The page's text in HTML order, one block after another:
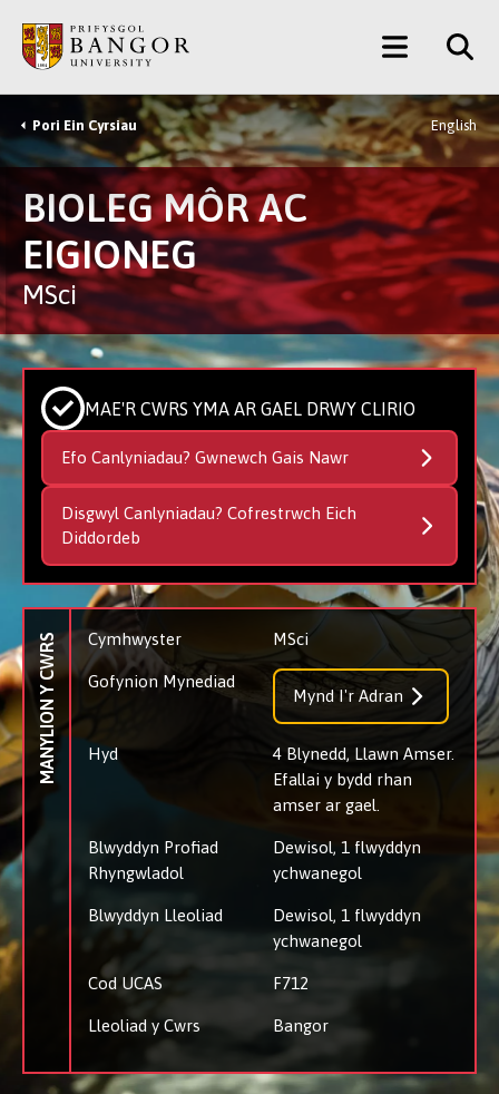
Prif
Gynnwys
Main
Menu
Breadcrumb
Pori Ein Cyrsiau English
BIOLEG MÔR AC
EIGIONEG
MSci
MAE'R CWRS YMA AR GAEL DRWY CLIRIO
Efo Canlyniadau? Gwnewch Gais Nawr
Disgwyl Canlyniadau? Cofrestrwch Eich
Diddordeb
MANYLION Y CWRS Cymhwyster MSci
Gofynion Mynediad
Mynd I'r Adran
Hyd
4 Blynedd, Llawn Amser.
Efallai y bydd rhan
amser ar gael.
Blwyddyn Profiad
Rhyngwladol
Dewisol, 1 flwyddyn
ychwanegol
Blwyddyn Lleoliad
Dewisol, 1 flwyddyn
ychwanegol
Cod UCAS F712
Lleoliad y Cwrs Bangor